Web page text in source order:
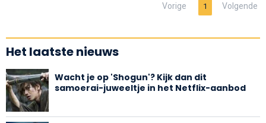
Vorige 1 Volgende
Het laatste nieuws
Wacht je op 'Shogun'? Kijk dan dit
samoerai-juweeltje in het Netflix-aanbod